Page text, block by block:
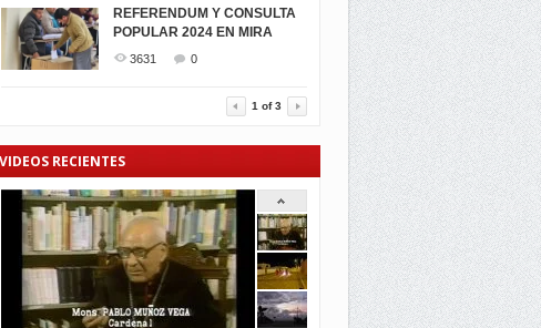
REFERENDUM Y CONSULTA
POPULAR 2024 EN MIRA
3631 0
1 of3
VIDEOS RECIENTES